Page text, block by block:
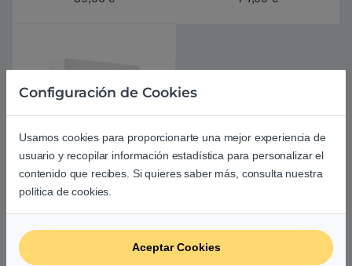
Acer Care Plus Extensión
ACER Extensa TravelMate | 1
Configuración de Cookies
Usamos cookies para proporcionarte una mejor experiencia de
usuario y recopilar información estadística para personalizar el
contenido que recibes. Si quieres saber más, consulta nuestra
política de cookies.
Aceptar Cookies